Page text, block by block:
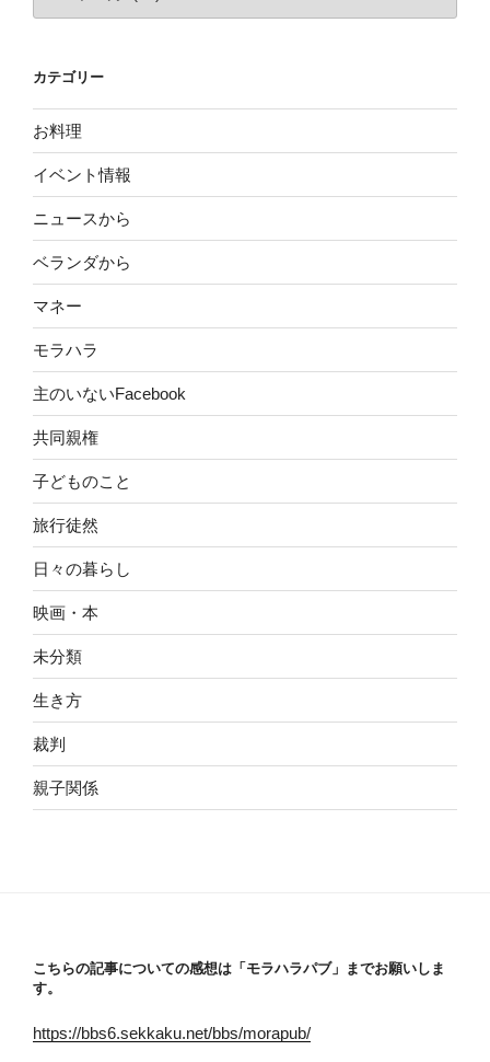
ブ
カテゴリー
お料理
イベント情報
ニュースから
ベランダから
マネー
モラハラ
主のいないFacebook
共同親権
子どものこと
旅行徒然
日々の暮らし
映画・本
未分類
生き方
裁判
親子関係
こちらの記事についての感想は「モラハラパブ」までお願いしま
す。
https://bbs6.sekkaku.net/bbs/morapub/